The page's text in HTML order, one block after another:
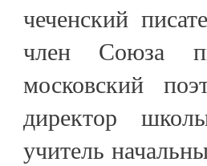
чеченский
член Союза
московский
директор
учитель